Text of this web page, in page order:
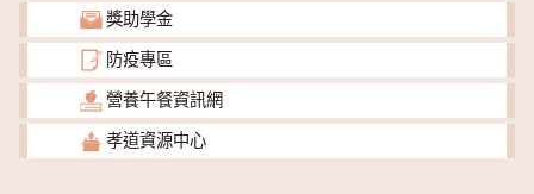
獎助學金
防疫專區
營養午餐資訊網
孝道資源中心